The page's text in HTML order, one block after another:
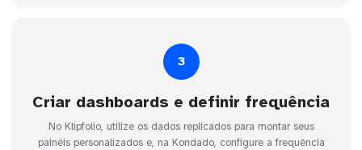
3
Criar dashboards e definir frequência
No Klipfolio, utilize os dados replicados para montar seus
painéis personalizados e, na Kondado, configure a frequência